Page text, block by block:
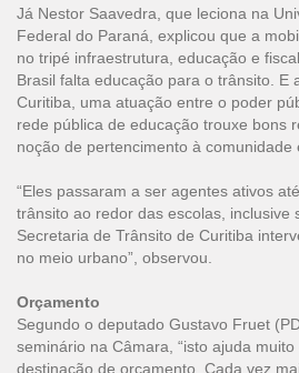
Já Nestor Saavedra, que leciona na
Federal do Paraná, explicou que a
no tripé infraestrutura, educação e
Brasil falta educação para o trânsito. E
Curitiba, uma atuação entre o poder
rede pública de educação trouxe bons
noção de pertencimento à comunidade
“Eles passaram a ser agentes ativos
trânsito ao redor das escolas, inclusive
Secretaria de Trânsito de Curitiba
no meio urbano”, observou.
Orçamento
Segundo o deputado Gustavo Fruet
seminário na Câmara, “isto ajuda
destinação de orçamento. Cada vez